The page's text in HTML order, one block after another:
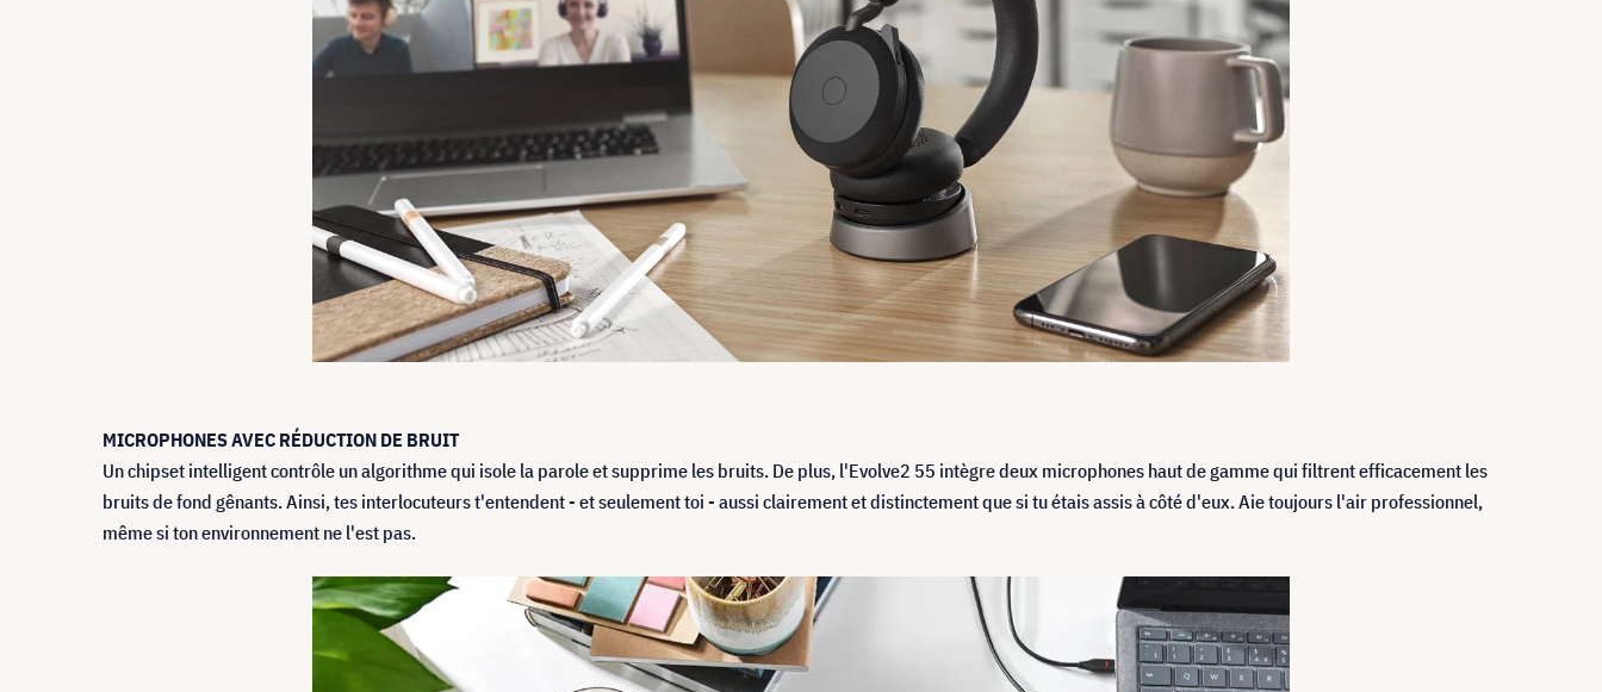
MICROPHONES AVEC RÉDUCTION DE BRUIT
Un chipset intelligent contrôle un algorithme qui isole la parole et supprime les bruits. De plus, l'Evolve2 55 intègre deux microphones haut de gamme qui filtrent efficacement les
bruits de fond gênants. Ainsi, tes interlocuteurs t'entendent - et seulement toi - aussi clairement et distinctement que si tu étais assis à côté d'eux. Aie toujours l'air professionnel,
même si ton environnement ne l'est pas.